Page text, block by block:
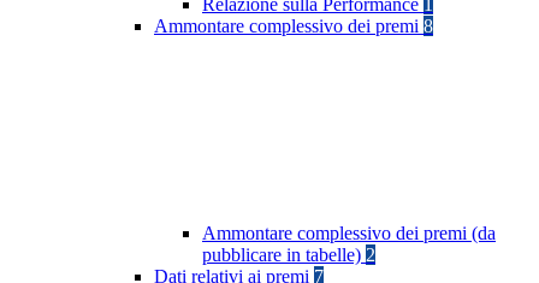
Relazione sulla Performance 1
Ammontare complessivo dei premi 8
Ammontare complessivo dei premi (da
pubblicare in tabelle) 2
Dati relativi ai premi 7